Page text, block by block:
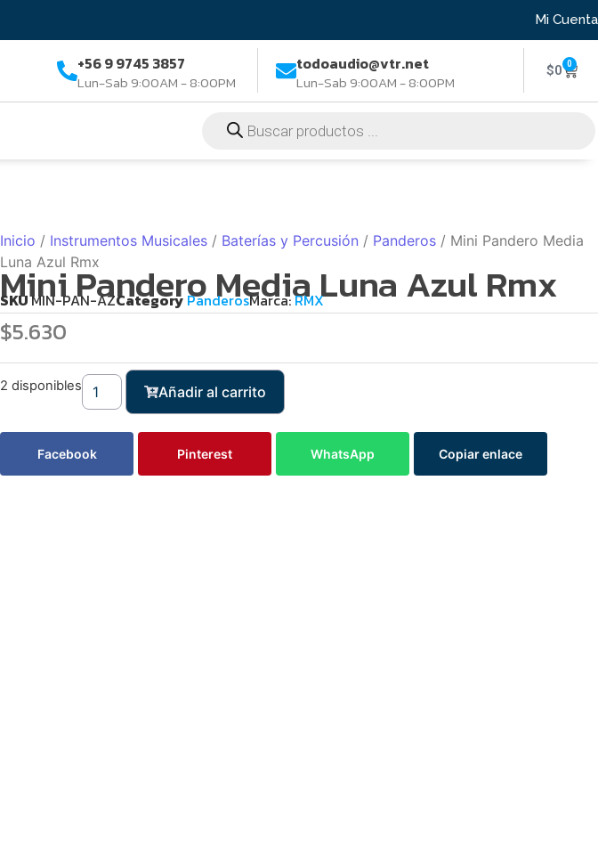
Mi Cuenta
+56 9 9745 3857
Lun-Sab 9:00AM - 8:00PM
todoaudio@vtr.net
Lun-Sab 9:00AM - 8:00PM
$0 0
Inicio / Instrumentos Musicales / Baterías y Percusión / Panderos / Mini Pandero Media
Luna Azul Rmx
Mini Pandero Media Luna Azul Rmx
SKUMIN-PAN-AZCategory PanderosMarca:RMX
$5.630
2 disponibles Añadir al carrito
Facebook Pinterest WhatsApp Copiar enlace